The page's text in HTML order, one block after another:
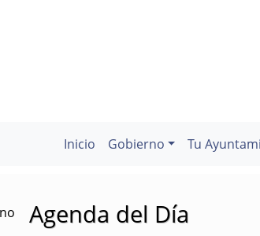
Inicio Gobierno Tu
Agenda del Día